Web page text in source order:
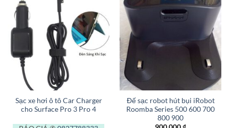
Sạc xe hơi ô tô Car Charger
cho Surface Pro 3 Pro 4
Đế sạc robot hút bụi iRobot
Roomba Series 500 600 700
800 900